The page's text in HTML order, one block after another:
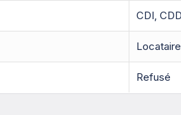
CDI,
Refusé